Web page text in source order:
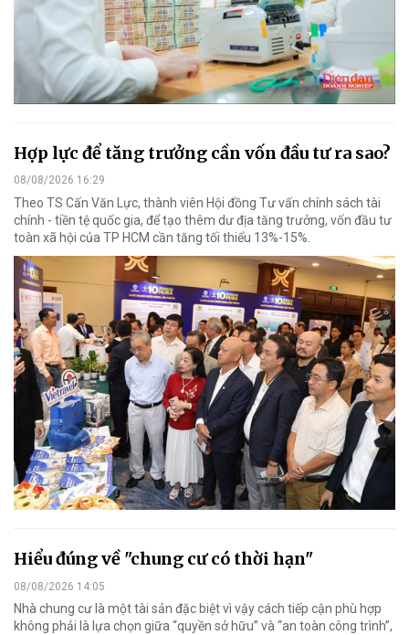
Hợp lực để tăng trưởng cần vốn đầu tư ra sao?
08/08/2026 16:29
Theo TS Cấn Văn Lực, thành viên Hội đồng Tư vấn chính sách tài
chính - tiền tệ quốc gia, để tạo thêm dư địa tăng trưởng, vốn đầu tư
toàn xã hội của TP HCM cần tăng tối thiểu 13%-15%.
Hiểu đúng về "chung cư có thời hạn"
08/08/2026 14:05
Nhà chung cư là một tài sản đặc biệt vì vậy cách tiếp cận phù hợp
không phải là lựa chọn giữa “quyền sở hữu” và “an toàn công trình”,